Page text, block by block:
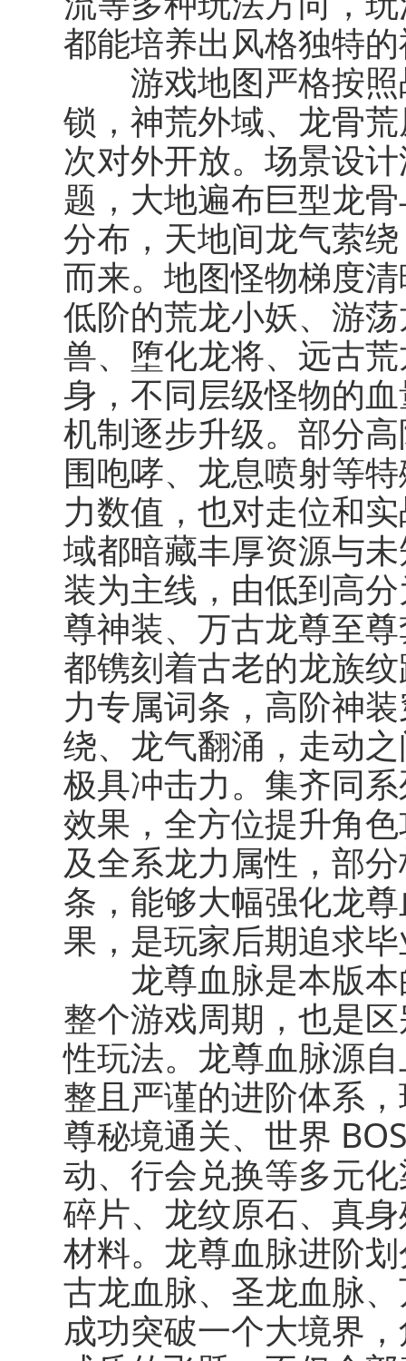
都能培养出风格独特
游戏地图严格按照
锁，神荒外域、龙骨
次对外开放。场景设
题，大地遍布巨型龙
分布，天地间龙气萦
而来。地图怪物梯度
低阶的荒龙小妖、游
兽、堕化龙将、远古
身，不同层级怪物的
机制逐步升级。部分
围咆哮、龙息喷射等
力数值，也对走位和
域都暗藏丰厚资源与
装为主线，由低到高
尊神装、万古龙尊至
都镌刻着古老的龙族
力专属词条，高阶神
绕、龙气翻涌，走动
极具冲击力。集齐同
效果，全方位提升角
及全系龙力属性，部
条，能够大幅强化龙
果，是玩家后期追求
龙尊血脉是本版
整个游戏周期，也是
性玩法。龙尊血脉源
整且严谨的进阶体系
尊秘境通关、世界
动、行会兑换等多元
碎片、龙纹原石、真
材料。龙尊血脉进阶
古龙血脉、圣龙血脉
成功突破一个大境界